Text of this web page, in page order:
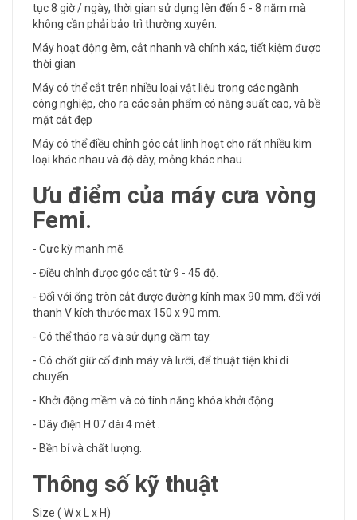
tục 8 giờ / ngày, thời gian sử dụng lên đến 6 - 8 năm mà
không cần phải bảo trì thường xuyên.
Máy hoạt động êm, cắt nhanh và chính xác, tiết kiệm được
thời gian
Máy có thể cắt trên nhiều loại vật liệu trong các ngành
công nghiệp, cho ra các sản phẩm có năng suất cao, và bề
mặt cắt đẹp
Máy có thể điều chỉnh góc cắt linh hoạt cho rất nhiều kim
loại khác nhau và độ dày, mỏng khác nhau.
Ưu điểm của máy cưa vòng
Femi.
- Cực kỳ mạnh mẽ.
- Điều chỉnh được góc cắt từ 9 - 45 độ.
- Đối với ống tròn cắt được đường kính max 90 mm, đối với
thanh V kích thước max 150 x 90 mm.
- Có thể tháo ra và sử dụng cầm tay.
- Có chốt giữ cố định máy và lưỡi, để thuật tiện khi di
chuyển.
- Khởi động mềm và có tính năng khóa khởi động.
- Dây điện H 07 dài 4 mét .
- Bền bỉ và chất lượng.
Thông số kỹ thuật
Size ( W x L x H)